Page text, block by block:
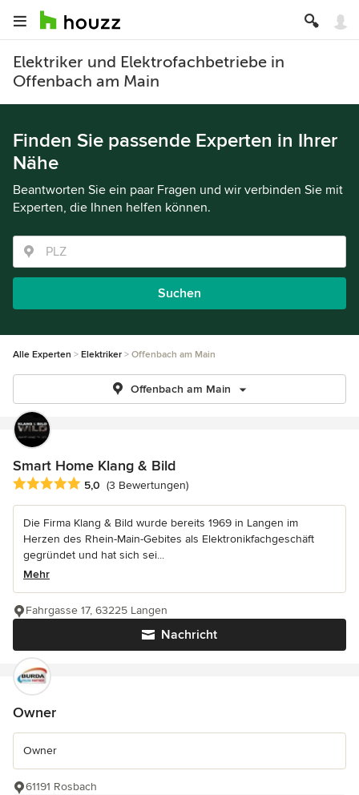
Elektriker und Elektrofachbetriebe in
Offenbach am Main
Finden Sie passende Experten in Ihrer
Nähe
Beantworten Sie ein paar Fragen und wir verbinden Sie mit
Experten, die Ihnen helfen können.
Suchen
Alle Experten Elektriker Offenbach am Main
Offenbach am Main
Smart Home Klang & Bild
Durchschnittliche Bewertung: 5 von 5 Sternen
5,0 (3 Bewertungen)
Die Firma Klang & Bild wurde bereits 1969 in Langen im
Herzen des Rhein-Main-Gebites als Elektronikfachgeschäft
gegründet und hat sich sei...
Mehr
Nachricht
Fahrgasse 17, 63225 Langen
Owner
Owner
61191 Rosbach